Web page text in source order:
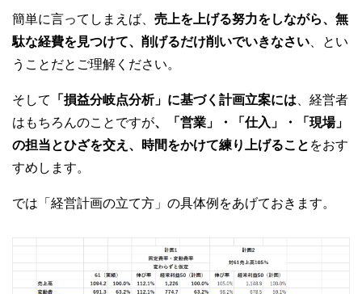
簡単に言ってしまえば、 売上を上げる努力をしながら、無
駄な経費を見つけて、削げるだけ削いでいきなさい 、とい
うことだとご理解ください。
そして 「損益分岐点分析」に基づく計画立案には 、経営者
はもちろんのことですが、「営業」・「仕入」・「現場」
の担当とひざを交え、時間をかけて練り上げること をおす
すめします。
では「経営計画の立て方」の具体例をあげておきます。